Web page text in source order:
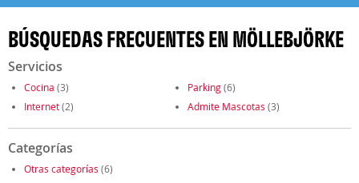
BÚSQUEDAS FRECUENTES EN MÖLLEBJÖRKE
Servicios
Cocina (3) Parking(6)
Internet(2) Admite Mascotas (3)
Categorías
Otras categorías (6)